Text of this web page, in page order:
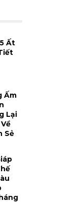
Ất
Ấm
Lại
Sẻ